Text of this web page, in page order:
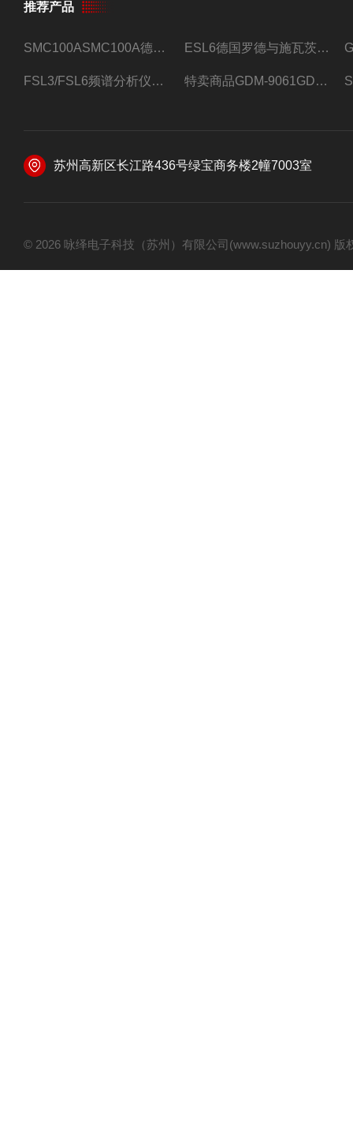
推荐产品
SMC100ASMC100A德国罗德与施瓦茨射频信号源 ESL6德国罗德与施瓦茨预认证EMI接收机
FSL3/FSL6频谱分析仪FSL3/FSL6罗德与施瓦茨 特卖商品GDM-9061GDM-9061台式万用表
苏州高新区长江路436号绿宝商务楼2幢7003室
© 2026 咏绎电子科技（苏州）有限公司(www.suzhouyy.cn)